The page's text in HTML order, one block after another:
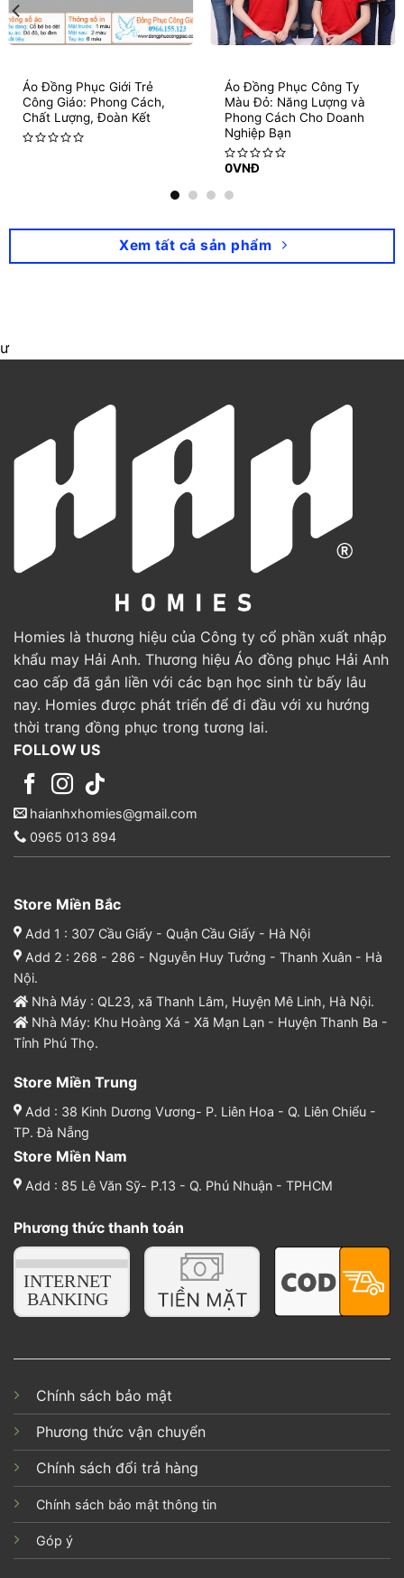
Áo Đồng Phục Giới Trẻ
Công Giáo: Phong Cách,
Chất Lượng, Đoàn Kết
Áo Đồng Phục Công Ty
Màu Đỏ: Năng Lượng và
Phong Cách Cho Doanh
Nghiệp Bạn
Rated
0
out
5
0VNĐ
Xem tất cả sản phẩm
ư
Homies là thương hiệu của Công ty cổ phần xuất nhập
khẩu may Hải Anh. Thương hiệu Áo đồng phục Hải Anh
cao cấp đã gắn liền với các bạn học sinh từ bấy lâu
nay. Homies được phát triển để đi đầu với xu hướng
thời trang đồng phục trong tương lai.
FOLLOW US
haianhxhomies@gmail.com
0965 013 894
Store Miền Bắc
Add 1 : 307 Cầu Giấy - Quận Cầu Giấy - Hà Nội
Add 2 : 268 - 286 - Nguyễn Huy Tưởng - Thanh Xuân - Hà
Nội.
Nhà Máy : QL23, xã Thanh Lâm, Huyện Mê Linh, Hà Nội.
Nhà Máy: Khu Hoàng Xá - Xã Mạn Lạn - Huyện Thanh Ba -
Tỉnh Phú Thọ.
Store Miền Trung
Add : 38 Kinh Dương Vương- P. Liên Hoa - Q. Liên Chiểu -
TP. Đà Nẵng
Store Miền Nam
Add : 85 Lê Văn Sỹ- P.13 - Q. Phú Nhuận - TPHCM
Phương thức thanh toán
Chính sách bảo mật
Phương thức vận chuyển
Chính sách đổi trả hàng
Chính sách bảo mật thông tin
Góp ý